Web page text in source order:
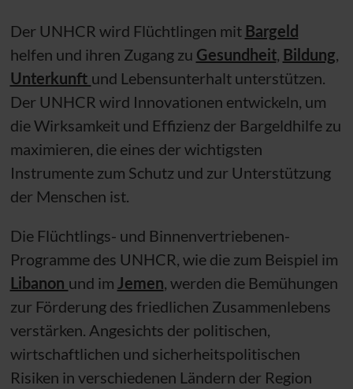
Der UNHCR wird Flüchtlingen mit Bargeld
helfen und ihren Zugang zu Gesundheit, Bildung
Unterkunft und Lebensunterhalt unterstützen.
Der UNHCR wird Innovationen entwickeln, um
die Wirksamkeit und Effizienz der Bargeldhilfe zu
maximieren, die eines der wichtigsten
Instrumente zum Schutz und zur Unterstützung
der Menschen ist.
Die Flüchtlings- und Binnenvertriebenen-
Programme des UNHCR , wie die zum Beispiel im
Libanon und im Jemen , werden die Bemühungen
zur Förderung des friedlichen Zusammenlebens
verstärken. Angesichts der politischen,
wirtschaftlichen und sicherheitspolitischen
Risiken in verschiedenen Ländern der Region